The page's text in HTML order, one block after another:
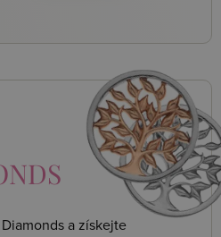
a získejte